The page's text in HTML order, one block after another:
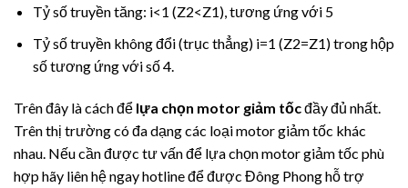
Tỷ số truyền tăng: i<1 (Z2<Z1), tương ứng với 5
Tỷ số truyền không đổi (trục thẳng) i=1 (Z2=Z1) trong hộp
số tương ứng với số 4.
Trên đây là cách để lựa chọn motor giảm tốcđầy đủ nhất.
Trên thị trường có đa dạng các loại motor giảm tốc khác
nhau. Nếu cần được tư vấn để lựa chọn motor giảm tốc phù
hợp hãy liên hệ ngay hotline để được Đông Phong hỗ trợ